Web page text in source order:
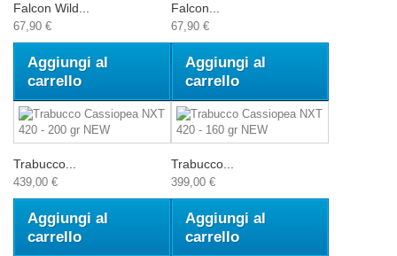
Falcon Wild...
67,90 €
Aggiungi al
carrello
Falcon...
67,90 €
Aggiungi al
carrello
Trabucco...
439,00 €
Aggiungi al
carrello
Trabucco...
399,00 €
Aggiungi al
carrello